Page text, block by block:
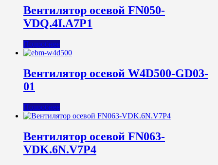
Вентилятор осевой FN050-
VDQ.4I.A7P1
Подробнее
Вентилятор осевой W4D500-GD03-
01
Подробнее
Вентилятор осевой FN063-
VDK.6N.V7P4